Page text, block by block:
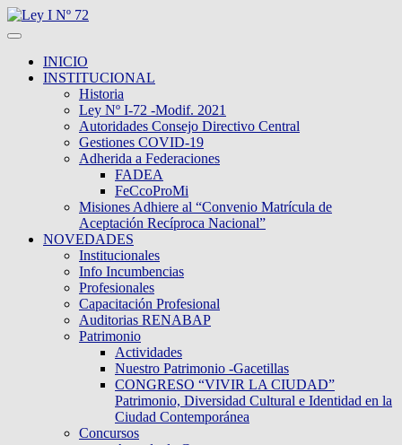
INICIO
INSTITUCIONAL
Historia
Ley Nº I-72 -Modif. 2021
Autoridades Consejo Directivo Central
Gestiones COVID-19
Adherida a Federaciones
FADEA
FeCcoProMi
Misiones Adhiere al “Convenio Matrícula de
Aceptación Recíproca Nacional”
NOVEDADES
Institucionales
Info Incumbencias
Profesionales
Capacitación Profesional
Auditorias RENABAP
Patrimonio
Actividades
Nuestro Patrimonio -Gacetillas
CONGRESO “VIVIR LA CIUDAD”
Patrimonio, Diversidad Cultural e Identidad en la
Ciudad Contemporánea
Concursos